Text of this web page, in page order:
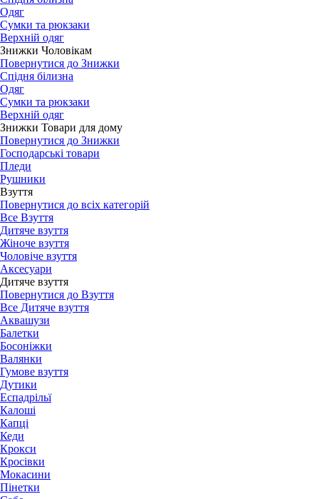
Одяг
Сумки та рюкзаки
Верхній одяг
Знижки Чоловікам
Повернутися до Знижки
Спідня білизна
Одяг
Сумки та рюкзаки
Верхній одяг
Знижки Товари для дому
Повернутися до Знижки
Господарські товари
Пледи
Рушники
Взуття
Повернутися до всіх категорій
Все Взуття
Дитяче взуття
Жіноче взуття
Чоловіче взуття
Аксесуари
Дитяче взуття
Повернутися до Взуття
Все Дитяче взуття
Аквашузи
Балетки
Босоніжки
Валянки
Гумове взуття
Дутики
Еспадрільї
Калоші
Капці
Кеди
Крокси
Кросівки
Мокасини
Пінетки